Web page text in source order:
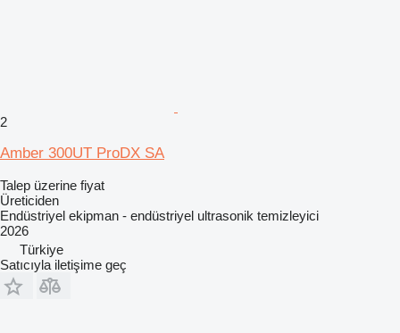
2
Amber 300UT ProDX SA
Talep üzerine fiyat
Üreticiden
Endüstriyel ekipman - endüstriyel ultrasonik temizleyici
2026
Türkiye
Satıcıyla iletişime geç